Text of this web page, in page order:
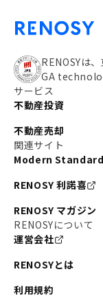
RENOSYは
GA
サービス
不動産投資
不動産売却
関連サイト
Modern Standard
RENOSY 利諾喜
RENOSY マガジン
RENOSYについて
運営会社
RENOSYとは
利用規約